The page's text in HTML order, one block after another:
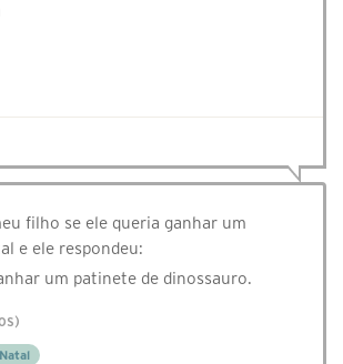
filho se ele queria ganhar um
e ele respondeu:
um patinete de dinossauro.
Natal